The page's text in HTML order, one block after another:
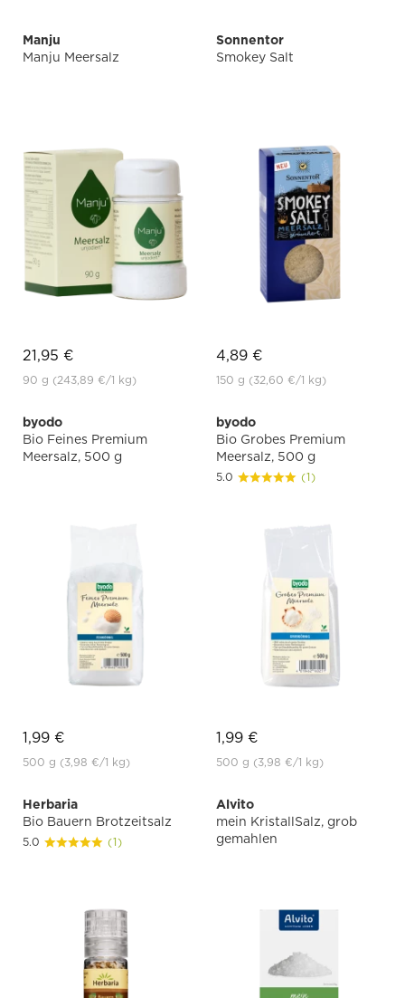
Manju
Manju Meersalz
21,95 €
90 g (243,89 €/1 kg)
Sonnentor
Smokey Salt
4,89 €
150 g (32,60 €/1 kg)
byodo
Bio Feines Premium
Meersalz, 500 g
1,99 €
500 g (3,98 €/1 kg)
byodo
Bio Grobes Premium
Meersalz, 500 g
5.0 (1)
1,99 €
500 g (3,98 €/1 kg)
Herbaria
Bio Bauern Brotzeitsalz
5.0 (1)
Alvito
mein KristallSalz, grob
gemahlen